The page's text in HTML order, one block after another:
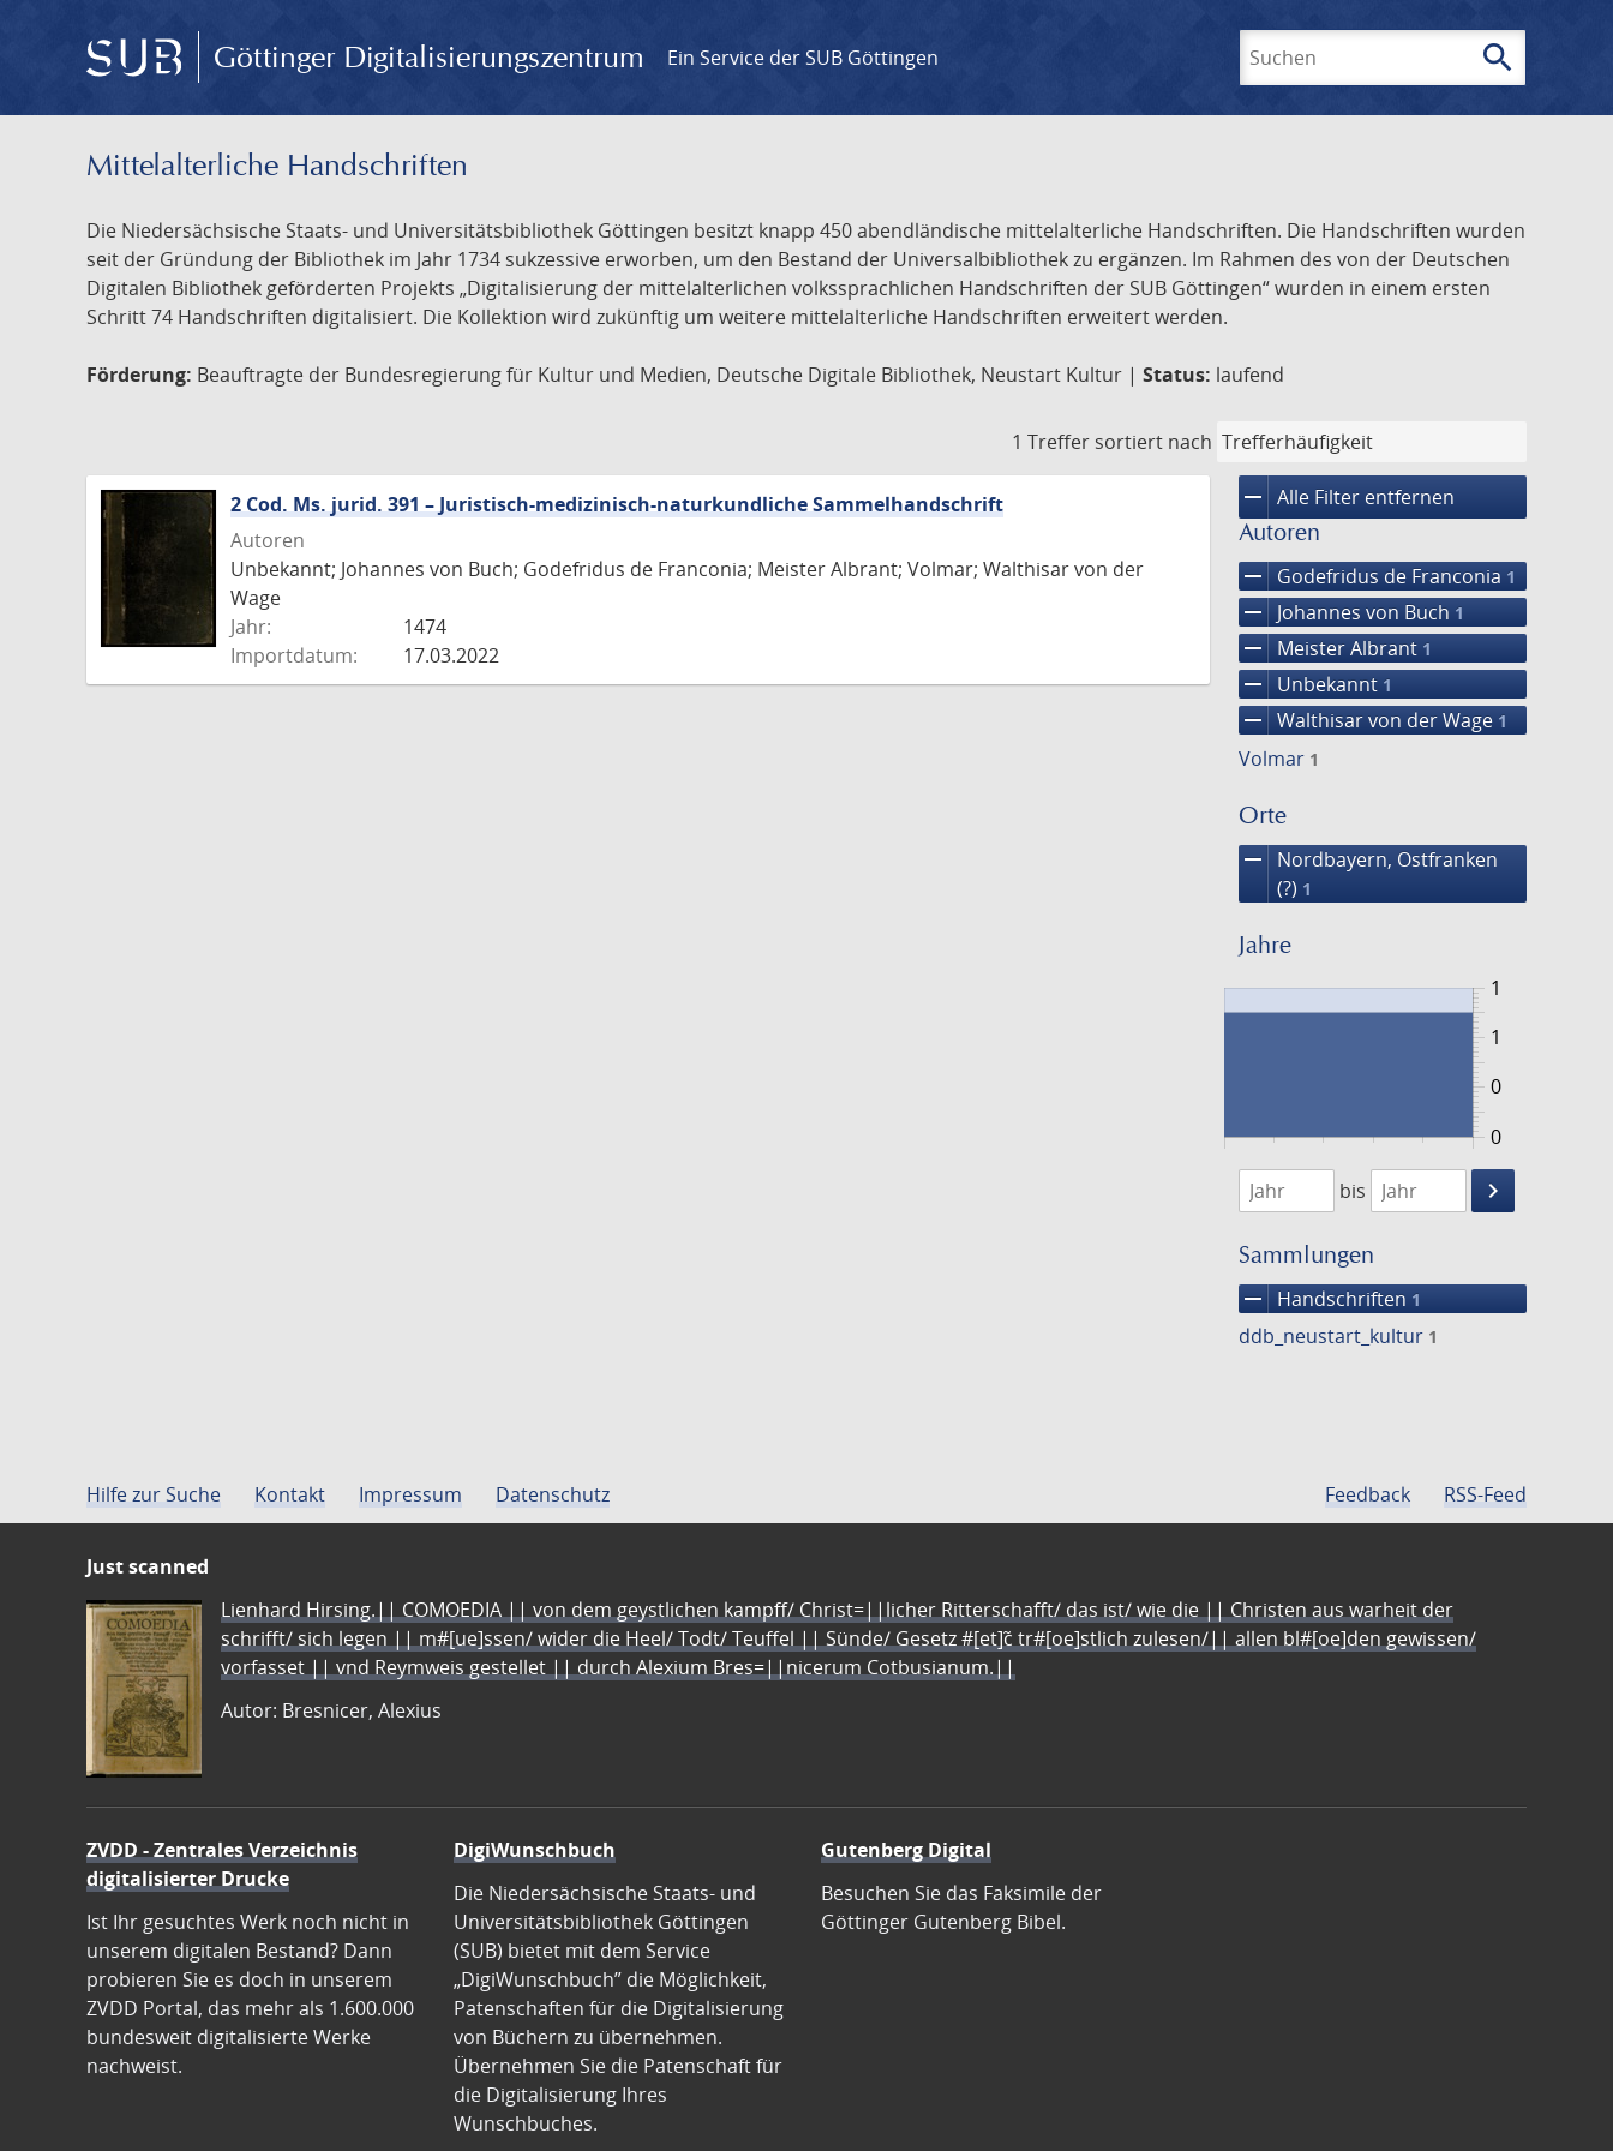
Göttinger Digitalisierungszentrum Ein Service der SUB Göttingen search
Mittelalterliche Handschriften
Die Niedersächsische Staats- und Universitätsbibliothek Göttingen besitzt knapp 450 abendländische mittelalterliche Handschriften. Die Handschriften wurden
seit der Gründung der Bibliothek im Jahr 1734 sukzessive erworben, um den Bestand der Universalbibliothek zu ergänzen. Im Rahmen des von der Deutschen
Digitalen Bibliothek geförderten Projekts „Digitalisierung der mittelalterlichen volkssprachlichen Handschriften der SUB Göttingen“ wurden in einem ersten
Schritt 74 Handschriften digitalisiert. Die Kollektion wird zukünftig um weitere mittelalterliche Handschriften erweitert werden.
Förderung: Beauftragte der Bundesregierung für Kultur und Medien, Deutsche Digitale Bibliothek, Neustart Kultur | Status: laufend
1 Treffer sortiert nach
remove Alle Filter entfernen
Autoren
remove Godefridus de Franconia 1
remove Johannes von Buch 1
remove Meister Albrant 1
remove Unbekannt 1
remove Walthisar von der Wage 1
Volmar 1
Orte
remove
Nordbayern, Ostfranken
(?) 1
Jahre
0
1
0
1
1474
1475
bis
keyboard_arrow_right
Suche
Sammlungen
remove Handschriften 1
ddb_neustart_kultur 1
2 Cod. Ms. jurid. 391 – Juristisch-medizinisch-naturkundliche Sammelhandschrift
Autoren
Unbekannt; Johannes von Buch; Godefridus de Franconia; Meister Albrant; Volmar; Walthisar von der
Wage
Jahr:
1474
Importdatum:
17.03.2022
Hilfe zur Suche Kontakt Impressum Datenschutz Feedback RSS-Feed
Just scanned
Lienhard Hirsing.|| COMOEDIA || von dem geystlichen kampff/ Christ=||licher Ritterschafft/ das ist/ wie die || Christen aus warheit der
schrifft/ sich legen || m#[ue]ssen/ wider die Heel/ Todt/ Teuffel || Sünde/ Gesetz #[et]c̃ tr#[oe]stlich zulesen/|| allen bl#[oe]den gewissen/
vorfasset || vnd Reymweis gestellet || durch Alexium Bres=||nicerum Cotbusianum.||
Autor: Bresnicer, Alexius
ZVDD - Zentrales Verzeichnis
digitalisierter Drucke
Ist Ihr gesuchtes Werk noch nicht in
unserem digitalen Bestand? Dann
probieren Sie es doch in unserem
ZVDD Portal, das mehr als 1.600.000
bundesweit digitalisierte Werke
nachweist.
DigiWunschbuch
Die Niedersächsische Staats- und
Universitätsbibliothek Göttingen
(SUB) bietet mit dem Service
„DigiWunschbuch” die Möglichkeit,
Patenschaften für die Digitalisierung
von Büchern zu übernehmen.
Übernehmen Sie die Patenschaft für
die Digitalisierung Ihres
Wunschbuches.
Gutenberg Digital
Besuchen Sie das Faksimile der
Göttinger Gutenberg Bibel.